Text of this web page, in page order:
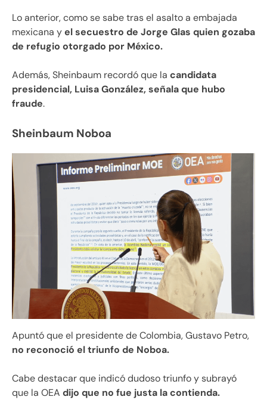
Lo anterior, como se sabe tras el asalto a embajada
mexicana yel secuestro de Jorge Glas quien gozaba
de refugio otorgado por México.
Además, Sheinbaum recordó que la candidata
presidencial, Luisa González, señala que hubo
fraude.
Sheinbaum Noboa
Apuntó que el presidente de Colombia, Gustavo Petro,
no reconoció el triunfo de Noboa.
Cabe destacar que indicó dudoso triunfo y subrayó
que la OEA dijo que no fue justa la contienda.